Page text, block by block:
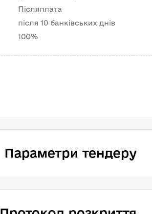
Післяплата
після 10 банківських днів
100%
Параметри тендеру